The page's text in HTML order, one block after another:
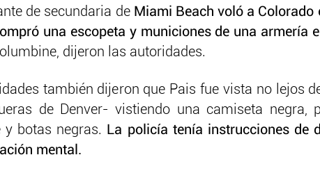
de secundaria de Miami Beach voló a Colorado
una escopeta y municiones de una armería
dijeron las autoridades.
también dijeron que Pais fue vista no lejos
de Denver- vistiendo una camiseta negra,
y botas negras. La policía tenía instrucciones de
mental.